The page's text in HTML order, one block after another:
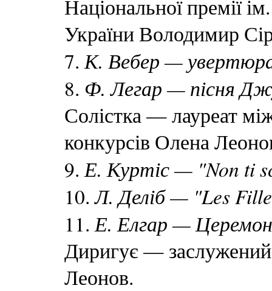
Національної премії
України Володимир
7.К. Вебер —
8. Ф. Легар — пісня
Солістка — лауреат
конкурсів Олена
9.Е. Куртіс — "Non ti
10.Л. Деліб — "Les
11.Е. Елгар —
Диригує — заслужений
Леонов.